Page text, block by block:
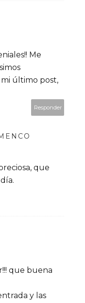
Me
último post,
Responder
que
que buena
y las